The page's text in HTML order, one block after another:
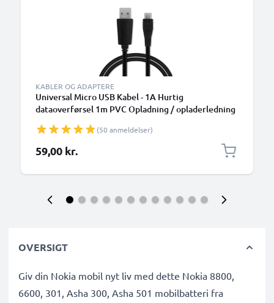
KABLER OG ADAPTERE
Universal Micro USB Kabel - 1A Hurtig
dataoverførsel 1m PVC Opladning / opladerledning
(50 anmeldelser)
59,00 kr.
OVERSIGT
Giv din Nokia mobil nyt liv med dette Nokia 8800,
6600, 301, Asha 300, Asha 501 mobilbatteri fra